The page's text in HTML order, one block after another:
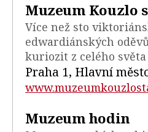
Muzeum Kouzlo
Více než sto
edwardiánských
kuriozit z celého
Praha 1, Hlavní
Muzeum hodin